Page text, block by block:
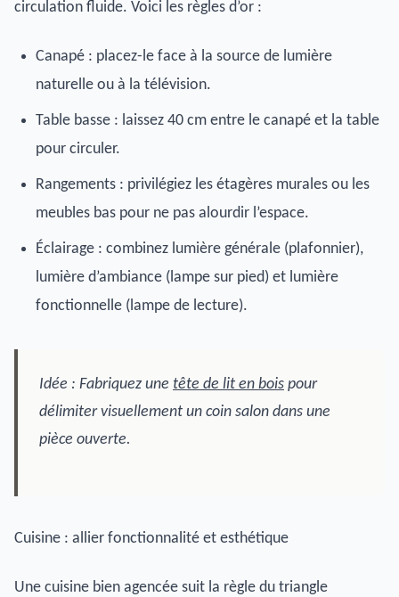
circulation fluide. Voici les règles d’or :
Canapé : placez-le face à la source de lumière
naturelle ou à la télévision.
Table basse : laissez 40 cm entre le canapé et la table
pour circuler.
Rangements : privilégiez les étagères murales ou les
meubles bas pour ne pas alourdir l’espace.
Éclairage : combinez lumière générale (plafonnier),
lumière d’ambiance (lampe sur pied) et lumière
fonctionnelle (lampe de lecture).
Idée : Fabriquez une tête de lit en bois pour
délimiter visuellement un coin salon dans une
pièce ouverte.
Cuisine : allier fonctionnalité et esthétique
Une cuisine bien agencée suit la règle du triangle